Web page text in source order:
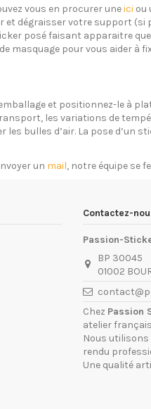
vous en procurer uneici ou
dégraisser votre support (si
posé faisant apparaitre
masquage pour vous aider à
et positionnez-le à
les variations de
bulles d’air. La pose d’un
un mail, notre équipe se
Contactez-
Passion-
BP 30045
01002
Chez Passion
atelier
Nous
rendu
Une qualité